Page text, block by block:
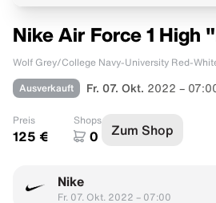
Nike Air Force 1 High
Wolf Grey/College Navy-University Red-
Ausverkauft Fr. 07. Okt. 2022 –
Preis
125 €
Shops
0 Zum Shop
Nike
Fr. 07. Okt. 2022 – 07:00